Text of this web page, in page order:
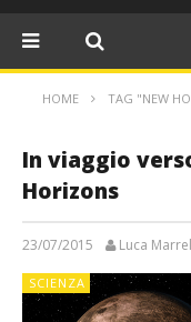
HOME TAG "NEW
In viaggio
Horizons
23/07/2015 Luca
SCIENZA